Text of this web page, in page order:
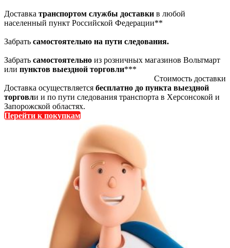
Доставка транспортом службы доставки в любой
населенный пункт Российской Федерации**
Забрать самостоятельно на пути следования.
Забрать самостоятельно из розничных магазинов Вольтмарт
или пунктов выездной торговли***
Стоимость доставки
Доставка осуществляется бесплатно до пункта выездной
торговли и по пути следования транспорта в Херсонсокой и
Запорожской областях.
Перейти к покупкам